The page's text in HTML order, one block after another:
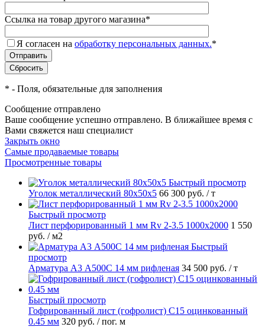
Ссылка на товар другого магазина*
Я согласен на обработку персональных данных.*
* - Поля, обязательные для заполнения
Сообщение отправлено
Ваше сообщение успешно отправлено. В ближайшее время с
Вами свяжется наш специалист
Закрыть окно
Самые продаваемые товары
Просмотренные товары
Быстрый просмотр
Уголок металлический 80х50х5 66 300 руб. / т
Быстрый просмотр
Лист перфорированный 1 мм Rv 2-3.5 1000х2000 1 550
руб. / м2
Быстрый
просмотр
Арматура А3 А500С 14 мм рифленая 34 500 руб. / т
Быстрый просмотр
Гофрированный лист (гофролист) С15 оцинкованный
0.45 мм 320 руб. / пог. м